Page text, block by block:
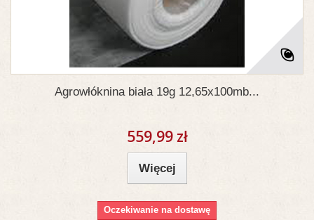
Agrowłóknina biała 19g 12,65x100mb...
559,99 zł
Więcej
Oczekiwanie na dostawę